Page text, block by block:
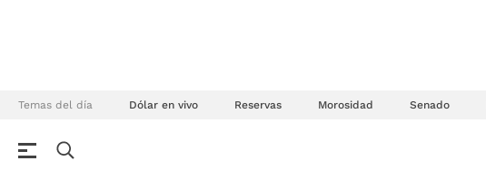
Temas del día Dólar en vivo Reservas Morosidad Senado